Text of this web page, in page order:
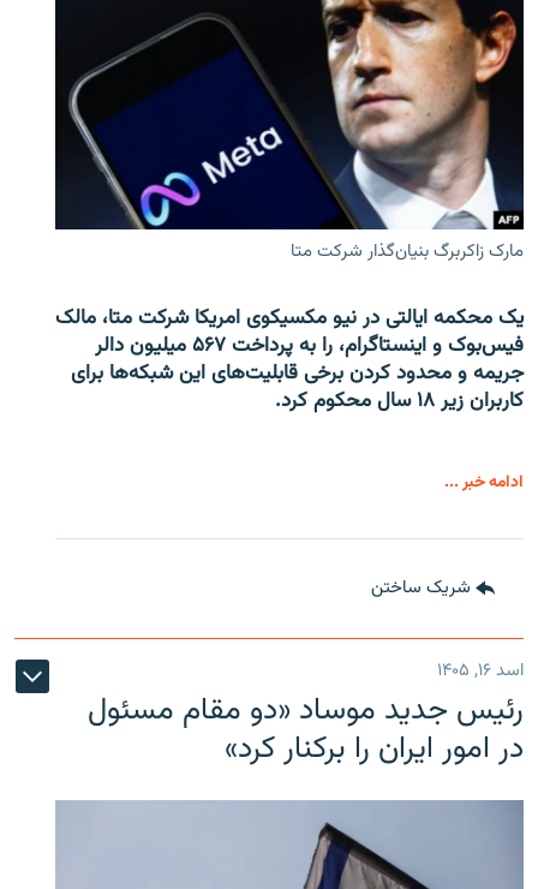
مارک زاکربرگ بنیان‌گذار شرکت متا
یک محکمه ایالتی در نیو مکسیکوی امریکا شرکت متا، مالک
فیس‌بوک و اینستاگرام، را به پرداخت ۵۶۷ میلیون دالر
جریمه و محدود کردن برخی قابلیت‌های این شبکه‌ها برای
کاربران زیر ۱۸ سال محکوم کرد.
ادامه خبر ...
شریک ساختن
اسد ۱۶, ۱۴۰۵
رئیس جدید موساد «دو مقام مسئول
در امور ایران را برکنار کرد»